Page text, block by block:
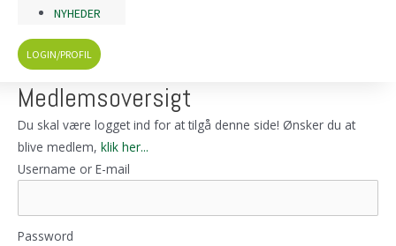
NYHEDER
LOGIN/PROFIL
Medlemsoversigt
Du skal være logget ind for at tilgå denne side! Ønsker du at
blive medlem, klik her...
Username or E-mail
Password